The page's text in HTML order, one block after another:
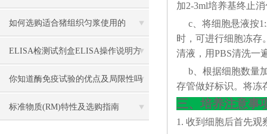
如何选购适合猪组织匀浆使用的
ELISA试剂盒？
ELISA检测试剂盒ELISA操作说明方
法
你知道酶免疫试验的优点及局限性吗
标准物质​(RM)特性及选购指南
加2-3ml培养基终止
c、将细胞悬液按
时，可进行细胞冻存
清液，用PBS清洗一
b、根据细胞数量加
存管做好标识。将冻
三、培养注意事
1. 收到细胞后首先